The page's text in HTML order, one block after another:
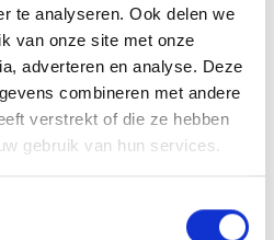
te analyseren. Ook delen we
van onze site met onze
adverteren en analyse. Deze
combineren met andere
verstrekt of die ze hebben
gebruik van hun services.
voorronde KNVB
uur; Gemert – Blauw
uur; Blauw Geel’38/JUMBO –